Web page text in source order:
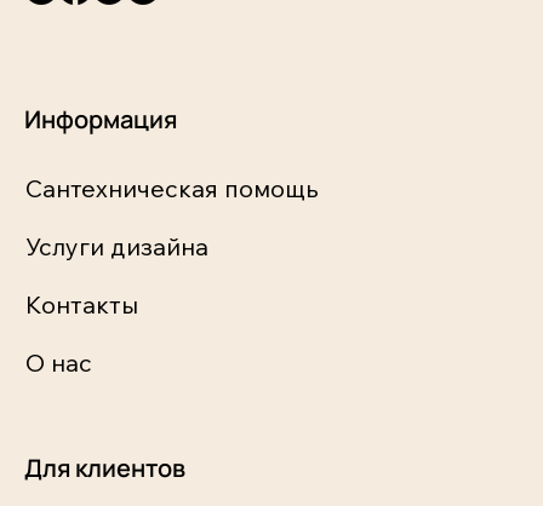
Информация
Сантехническая помощь
Услуги дизайна
Контакты
О нас
Для клиентов